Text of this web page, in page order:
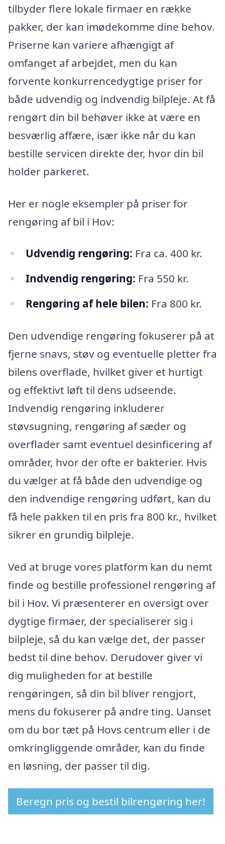
tilbyder flere lokale firmaer en række
pakker, der kan imødekomme dine behov.
Priserne kan variere afhængigt af
omfanget af arbejdet, men du kan
forvente konkurrencedygtige priser for
både udvendig og indvendig bilpleje. At få
rengørt din bil behøver ikke at være en
besværlig affære, især ikke når du kan
bestille servicen direkte der, hvor din bil
holder parkeret.
Her er nogle eksempler på priser for
rengøring af bil i Hov:
Udvendig rengøring: Fra ca. 400 kr.
Indvendig rengøring: Fra 550 kr.
Rengøring af hele bilen: Fra 800 kr.
Den udvendige rengøring fokuserer på at
fjerne snavs, støv og eventuelle pletter fra
bilens overflade, hvilket giver et hurtigt
og effektivt løft til dens udseende.
Indvendig rengøring inkluderer
støvsugning, rengøring af sæder og
overflader samt eventuel desinficering af
områder, hvor der ofte er bakterier. Hvis
du vælger at få både den udvendige og
den indvendige rengøring udført, kan du
få hele pakken til en pris fra 800 kr., hvilket
sikrer en grundig bilpleje.
Ved at bruge vores platform kan du nemt
finde og bestille professionel rengøring af
bil i Hov. Vi præsenterer en oversigt over
dygtige firmaer, der specialiserer sig i
bilpleje, så du kan vælge det, der passer
bedst til dine behov. Derudover giver vi
dig muligheden for at bestille
rengøringen, så din bil bliver rengjort,
mens du fokuserer på andre ting. Uanset
om du bor tæt på Hovs centrum eller i de
omkringliggende områder, kan du finde
en løsning, der passer til dig.
Beregn pris og bestil bilrengøring her!